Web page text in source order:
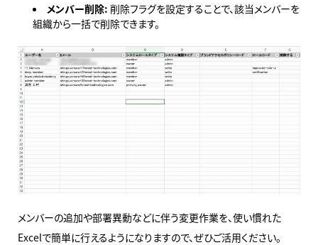
メンバー削除: 削除フラグを設定することで、該当メンバーを
組織から一括で削除できます。
メンバーの追加や部署異動などに伴う変更作業を、使い慣れた
Excelで簡単に行えるようになりますので、ぜひご活用ください。